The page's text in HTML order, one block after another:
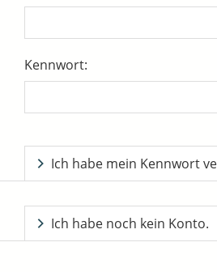
Kennwort:
Ich habe mein Kennwort
Ich habe noch kein Konto.